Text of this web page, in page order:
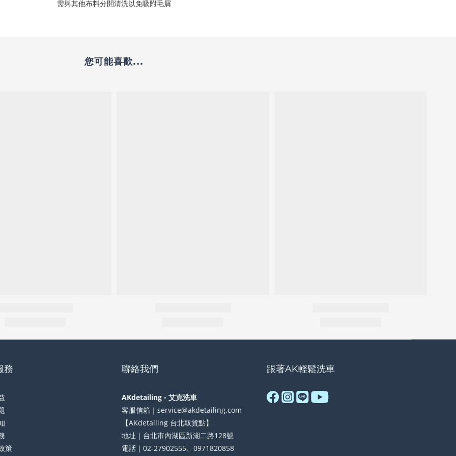
需與其他布料分開清洗以免吸附毛屑
您可能喜歡...
務
策
聯絡我們
AKdetailing - 艾克洗車
客服信箱｜service@akdetailing.com
【AKdetailing 台北取貨點】
地址｜台北市內湖區新湖二路128號
電話｜02-27902555、0971820858
跟著AK輕鬆洗車